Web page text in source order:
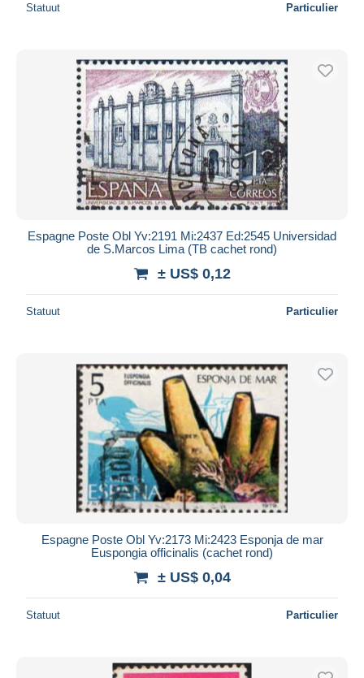
Statuut Particulier
Espagne Poste Obl Yv:2191 Mi:2437 Ed:2545 Universidad
de S.Marcos Lima (TB cachet rond)
± US$ 0,12
Statuut Particulier
Espagne Poste Obl Yv:2173 Mi:2423 Esponja de mar
Euspongia officinalis (cachet rond)
± US$ 0,04
Statuut Particulier